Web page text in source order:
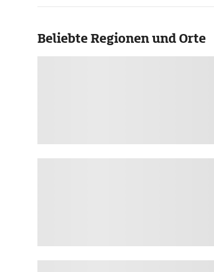
Beliebte Regionen und Orte